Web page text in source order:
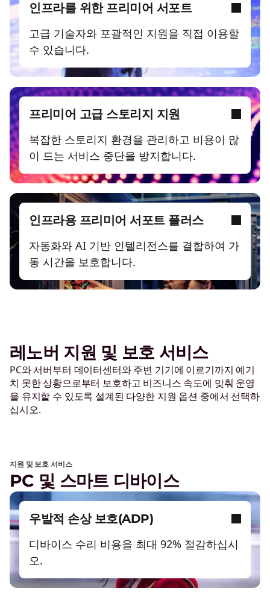
인프라를 위한 프리미어 서포트
고급 기술자와 포괄적인 지원을 직접 이용할
수 있습니다.
프리미어 고급 스토리지 지원
복잡한 스토리지 환경을 관리하고 비용이 많
이 드는 서비스 중단을 방지합니다.
인프라용 프리미어 서포트 플러스
자동화와 AI 기반 인텔리전스를 결합하여 가
동 시간을 보호합니다.
레노버 지원 및 보호 서비스
PC와 서버부터 데이터센터와 주변 기기에 이르기까지 예기
치 못한 상황으로부터 보호하고 비즈니스 속도에 맞춰 운영
을 유지할 수 있도록 설계된 다양한 지원 옵션 중에서 선택하
십시오.
지원 및 보호 서비스
PC 및 스마트 디바이스
우발적 손상 보호(ADP)
디바이스 수리 비용을 최대 92% 절감하십시
오.